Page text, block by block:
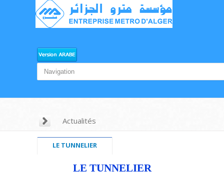
Actualités
LE TUNNELIER
LE TUNNELIER